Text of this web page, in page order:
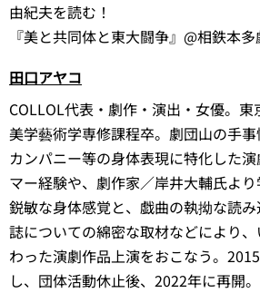
由紀夫を読む！
『美と共同体と東大闘争』@相鉄本
田口アヤコ
COLLOL代表・劇作・演出・女優。
美学藝術学専修課程卒。劇団山の手
カンパニー等の身体表現に特化した
マー経験や、劇作家／岸井大輔氏より
鋭敏な身体感覚と、戯曲の執拗な読
誌についての綿密な取材などにより
わった演劇作品上演をおこなう。
し、団体活動休止後、2022年に再開